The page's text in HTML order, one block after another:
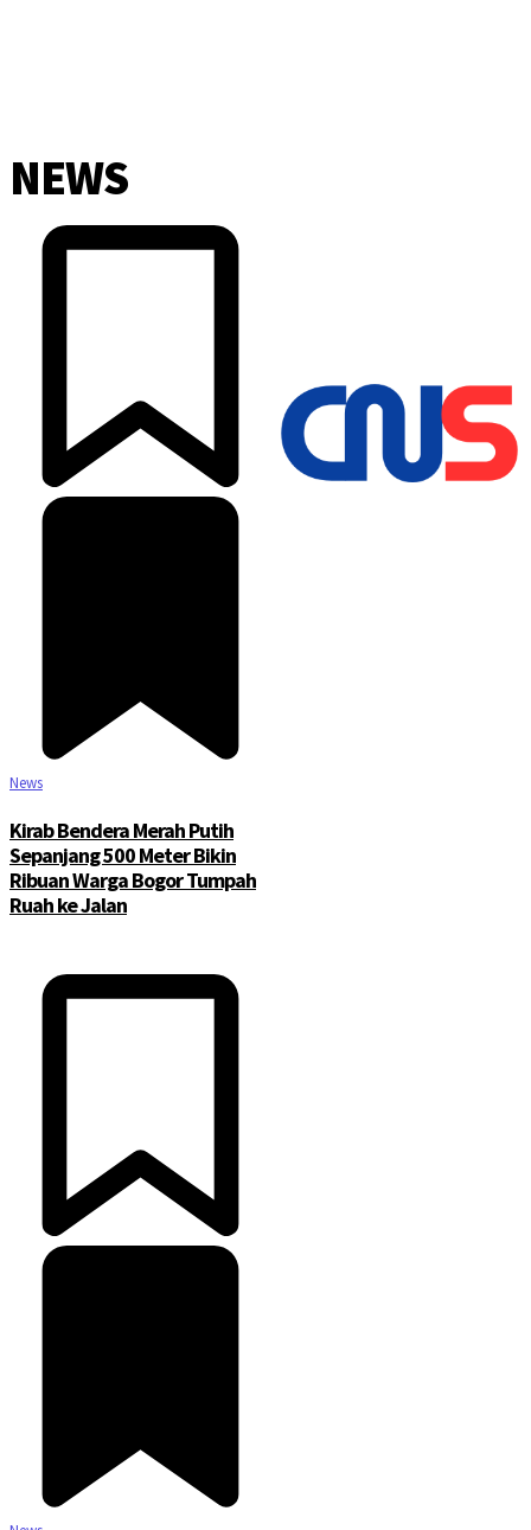
NEWS
News
Kirab Bendera Merah Putih
Sepanjang 500 Meter Bikin
Ribuan Warga Bogor Tumpah
Ruah ke Jalan